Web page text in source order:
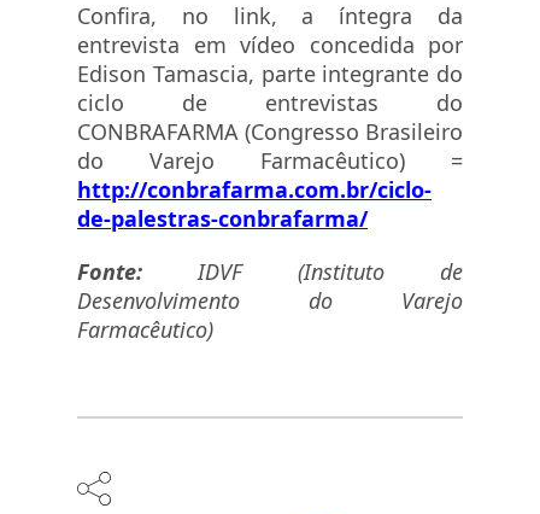
Confira, no link, a íntegra da
entrevista em vídeo concedida por
Edison Tamascia, parte integrante do
ciclo de entrevistas do
CONBRAFARMA (Congresso Brasileiro
do Varejo Farmacêutico) =
http://conbrafarma.com.br/ciclo-
de-palestras-conbrafarma/
Fonte:IDVF (Instituto de
Desenvolvimento do Varejo
Farmacêutico)